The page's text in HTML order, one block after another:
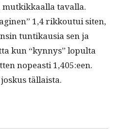
mutkikkaal­la taval­la.
1,4 rikkou­tui siten,
tun­tikau­sia sen ja
kun “kyn­nys” lop­ul­ta
nopeasti 1,405:een.
tällaista.